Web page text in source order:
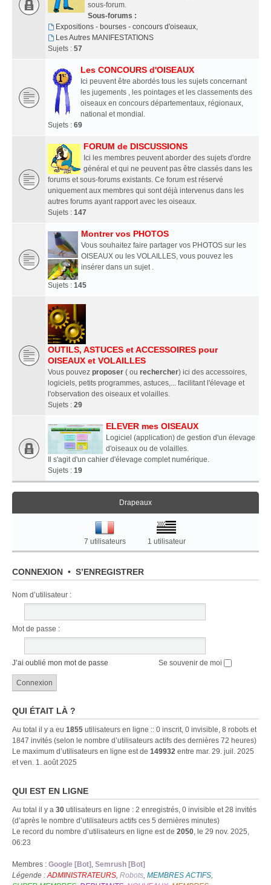
sous-forum.
Sous-forums :
Expositions - bourses - concours d'oiseaux,
Les Autres MANIFESTATIONS
Sujets : 57
Les CONCOURS d'OISEAUX
Ici peuvent être abordés tous les sujets concernant
les jugements , les pointages et les classements des
oiseaux en concours départementaux, régionaux,
national et mondial.
Sujets : 69
FORUM de DISCUSSIONS
Ici les membres peuvent aborder des sujets d'ordre
général et qui ne peuvent pas être classés dans les
forums et sous-forums existants. Ce forum est réservé
uniquement aux membres qui sont déjà intervenus dans les
autres forums ayant rapport avec les oiseaux.
Sujets : 147
Montrer vos PHOTOS
Vous souhaitez faire partager vos PHOTOS sur les
OISEAUX ou les VOLAILLES, vous pouvez les
insérer dans un sujet .
Sujets : 145
OUTILS, ASTUCES et ACCESSOIRES pour
OISEAUX et VOLAILLES
Vous pouvez proposer ( ou rechercher) ici des accessoires,
logiciels, petits programmes, astuces,... facilitant l'élevage et
l'observation des oiseaux et volailles.
Sujets : 29
ELEVER mes OISEAUX
Logiciel (application) de gestion d'un élevage
d'oiseaux ou de volailles.
Il s'agit d'un cahier d'élevage complet numérique.
Sujets : 19
Drapeaux
7 utilisateurs 1 utilisateur
CONNEXION • S’ENREGISTRER
Nom d’utilisateur :
Mot de passe :
J’ai oublié mon mot de passe Se souvenir de moi
QUI ÉTAIT LÀ ?
Au total il y a eu 1855 utilisateurs en ligne :: 0 inscrit, 0 invisible, 8 robots et
1847 invités (selon le nombre d’utilisateurs actifs des dernières 72 heures)
Le maximum d’utilisateurs en ligne est de 149932 entre mar. 29. juil. 2025
et ven. 1. août 2025
QUI EST EN LIGNE
Au total il y a 30 utilisateurs en ligne : 2 enregistrés, 0 invisible et 28 invités
(d’après le nombre d’utilisateurs actifs ces 5 dernières minutes)
Le record du nombre d’utilisateurs en ligne est de 2050, le 29 nov. 2025,
06:23
Membres : Google [Bot] , Semrush [Bot]
Légende :ADMINISTRATEURS, Robots, MEMBRES ACTIFS,